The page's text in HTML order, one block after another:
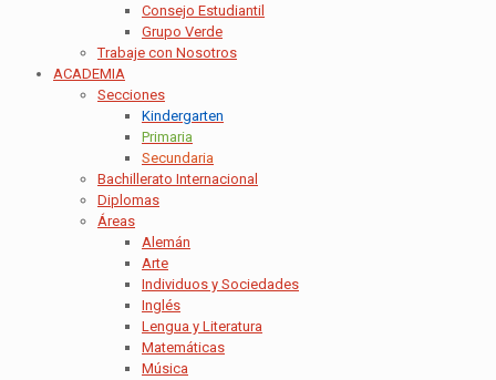
Consejo Estudiantil
Grupo Verde
Trabaje con Nosotros
ACADEMIA
Secciones
Kindergarten
Primaria
Secundaria
Bachillerato Internacional
Diplomas
Áreas
Alemán
Arte
Individuos y Sociedades
Inglés
Lengua y Literatura
Matemáticas
Música